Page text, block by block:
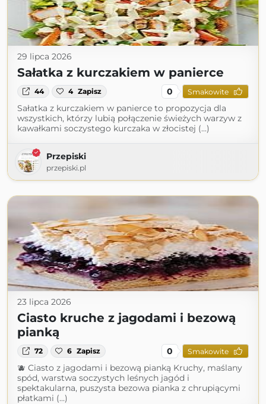
29 lipca 2026
Sałatka z kurczakiem w panierce
44 4 Zapisz 0 Smakowite
Sałatka z kurczakiem w panierce to propozycja dla
wszystkich, którzy lubią połączenie świeżych warzyw z
kawałkami soczystego kurczaka w złocistej (...)
Przepiski
przepiski.pl
23 lipca 2026
Ciasto kruche z jagodami i bezową
pianką
72 6 Zapisz 0 Smakowite
🫐 Ciasto z jagodami i bezową pianką Kruchy, maślany
spód, warstwa soczystych leśnych jagód i
spektakularna, puszysta bezowa pianka z chrupiącymi
płatkami (...)